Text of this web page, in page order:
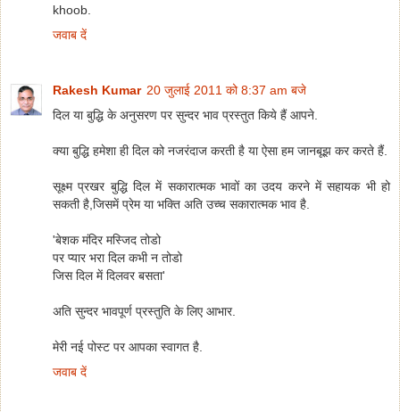
khoob.
जवाब दें
Rakesh Kumar 20 जुलाई 2011 को 8:37 am बजे
दिल या बुद्धि के अनुसरण पर सुन्दर भाव प्रस्तुत किये हैं आपने.
क्या बुद्धि हमेशा ही दिल को नजरंदाज करती है या ऐसा हम जानबूझ कर करते हैं.
सूक्ष्म प्रखर बुद्धि दिल में सकारात्मक भावों का उदय करने में सहायक भी हो
सकती है,जिसमें प्रेम या भक्ति अति उच्च सकारात्मक भाव है.
'बेशक मंदिर मस्जिद तोडो
पर प्यार भरा दिल कभी न तोडो
जिस दिल में दिलवर बसता'
अति सुन्दर भावपूर्ण प्रस्तुति के लिए आभार.
मेरी नई पोस्ट पर आपका स्वागत है.
जवाब दें